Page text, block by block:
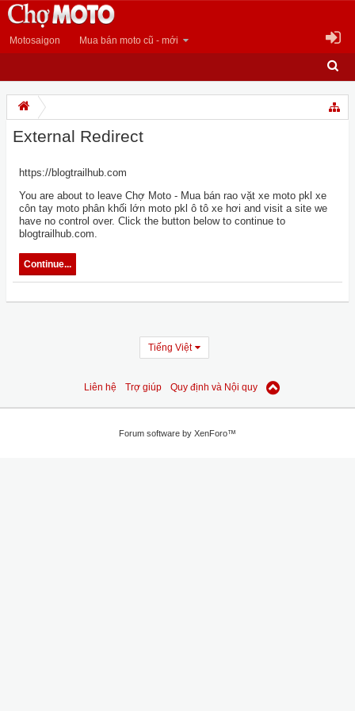
Motosaigon Mua bán moto cũ - mới
External Redirect
https://blogtrailhub.com
You are about to leave Chợ Moto - Mua bán rao vặt xe moto pkl xe
côn tay moto phân khối lớn moto pkl ô tô xe hơi and visit a site we
have no control over. Click the button below to continue to
blogtrailhub.com.
Continue...
Tiếng Việt
Liên hệ Trợ giúp Quy định và Nội quy
Forum software by XenForo™